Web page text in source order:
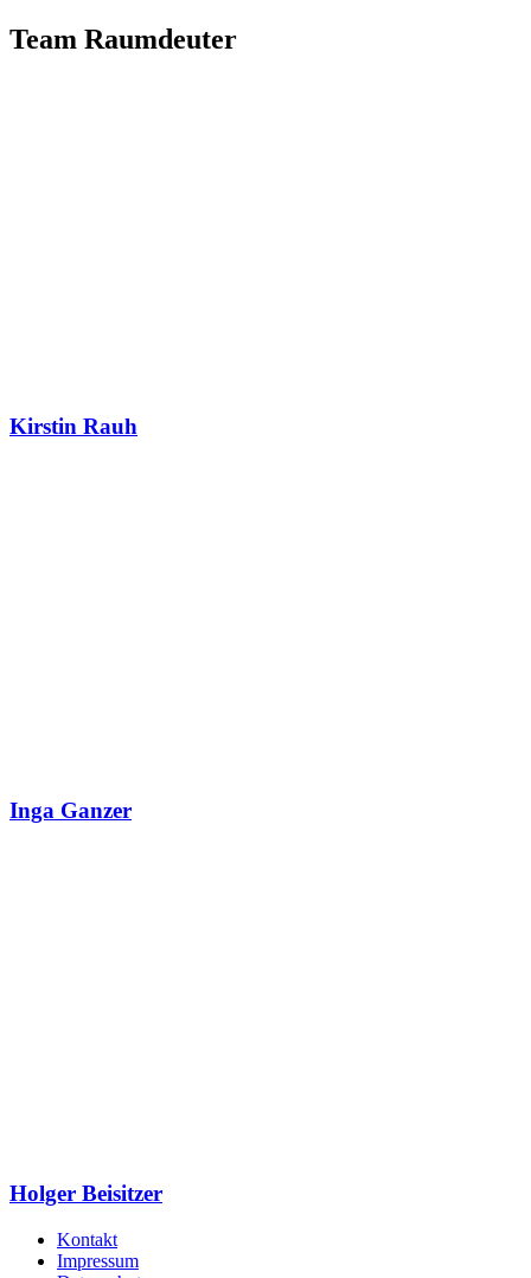
Team Raumdeuter
Kirstin Rauh
Inga Ganzer
Holger Beisitzer
Kontakt
Impressum